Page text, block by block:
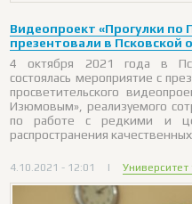
Видеопроект «Прогулки по
презентовали в Псковской
4 октября 2021 года в
состоялась мероприятие с
просветительского
Изюмовым», реализуемого
по работе с редкими и
распространения
4.10.2021 - 12:01 | Университет